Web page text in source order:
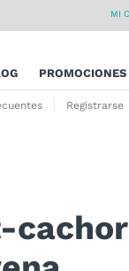
MI
PROMOCIONES
Registrarse